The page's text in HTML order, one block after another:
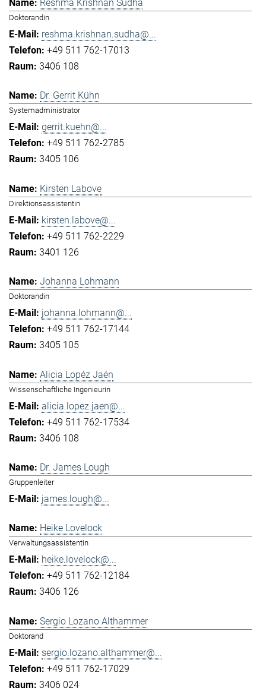
Reshma Krishnan Sudha
Doktorandin
reshma.krishnan.sudha@...
+49 511 762-17013
3406 108
Dr. Gerrit Kühn
Systemadministrator
gerrit.kuehn@...
+49 511 762-2785
3405 106
Kirsten Labove
Direktionsassistentin
kirsten.labove@...
+49 511 762-2229
3401 126
Johanna Lohmann
Doktorandin
johanna.lohmann@...
+49 511 762-17144
3405 105
Alicia Lopéz Jaén
Wissenschaftliche Ingenieurin
alicia.lopez.jaen@...
+49 511 762-17534
3406 108
Dr. James Lough
Gruppenleiter
james.lough@...
Heike Lovelock
Verwaltungsassistentin
heike.lovelock@...
+49 511 762-12184
3406 126
Sergio Lozano Althammer
Doktorand
sergio.lozano.althammer@...
+49 511 762-17029
3406 024